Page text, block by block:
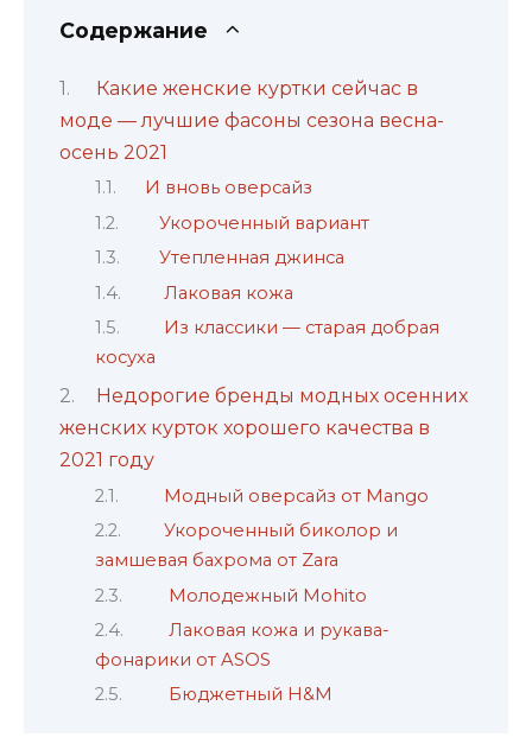
Содержание
Какие женские куртки сейчас в
моде — лучшие фасоны сезона весна-
осень 2021
И вновь оверсайз
Укороченный вариант
Утепленная джинса
Лаковая кожа
Из классики — старая добрая
косуха
Недорогие бренды модных осенних
женских курток хорошего качества в
2021 году
Модный оверсайз от Mango
Укороченный биколор и
замшевая бахрома от Zara
Молодежный Mohito
Лаковая кожа и рукава-
фонарики от ASOS
Бюджетный H&M